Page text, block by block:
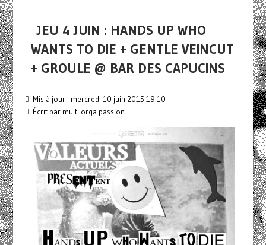
JEU 4 JUIN : HANDS UP WHO
WANTS TO DIE + GENTLE VEINCUT
+ GROULE @ BAR DES CAPUCINS
Mis à jour : mercredi 10 juin 2015 19:10
Écrit par multi orga passion